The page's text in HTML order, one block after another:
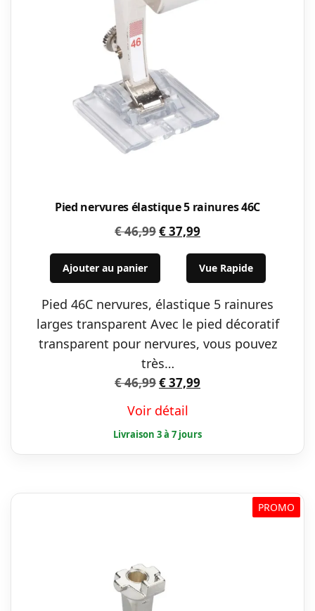
Pied nervures élastique 5 rainures 46C
€46,99Le
prix
était :
€ 46,99.
€37,99
prix
actuel
est :
€ 37,99.
Ajouter au panier Vue Rapide
Pied 46C nervures, élastique 5 rainures
larges transparent Avec le pied décoratif
transparent pour nervures, vous pouvez
très…
€46,99Le
initial
était :
€ 46,99.
€37,99
est :
€ 37,99.
Voir détail
PROMO